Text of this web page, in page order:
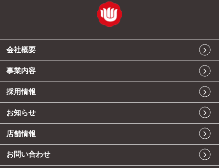
会社概要
事業内容
採用情報
お知らせ
店舗情報
お問い合わせ